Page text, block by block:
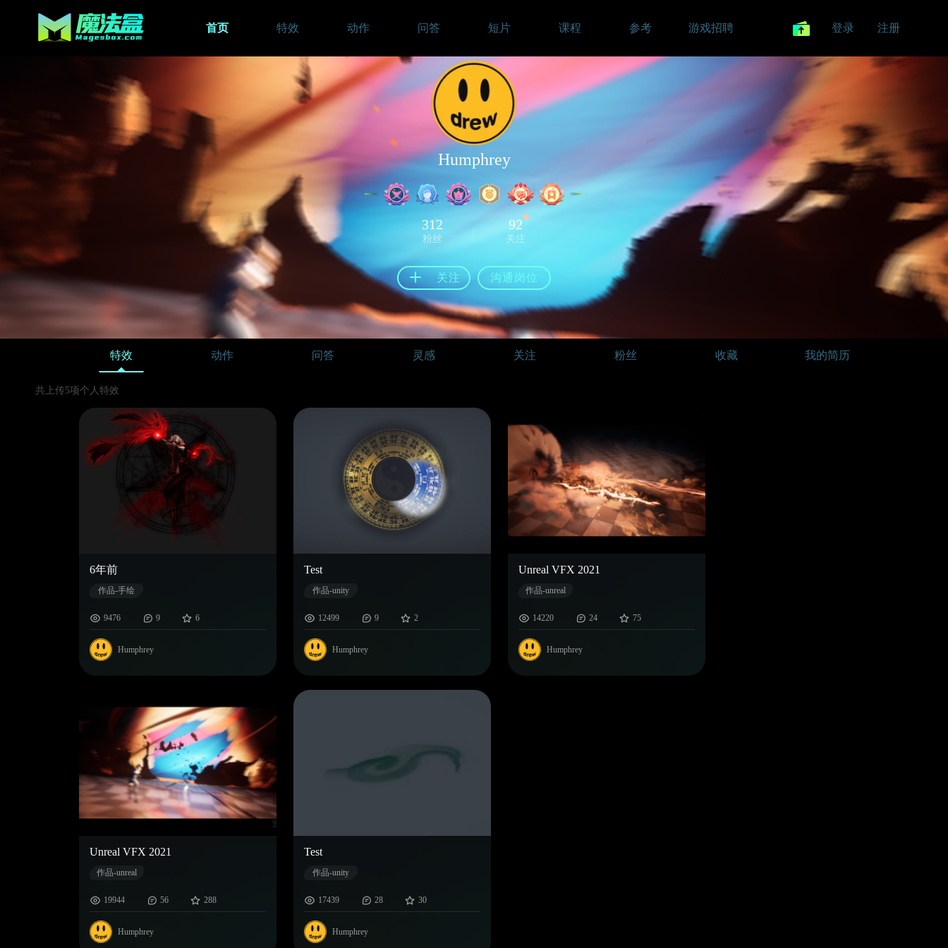
首页 特效 动作 问答 短片 课程 参考 游戏招聘 登录 注册
Humphrey
312
粉丝
92
关注
关注 沟通岗位
特效 动作 问答 灵感 关注 粉丝 收藏 我的简历
共上传5项个人特效
6年前
作品-手绘
9476 9 6
Humphrey
Test
作品-unity
12499 9 2
Humphrey
Unreal VFX 2021
作品-unreal
14220 24 75
Humphrey
Unreal VFX 2021
作品-unreal
19944 56 288
Humphrey
Test
作品-unity
17439 28 30
Humphrey